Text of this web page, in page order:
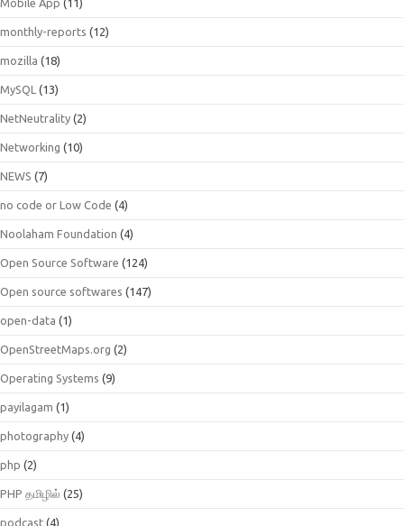
monthly-reports (12)
mozilla (18)
MySQL (13)
NetNeutrality (2)
Networking (10)
NEWS (7)
no code or Low Code (4)
Noolaham Foundation (4)
Open Source Software (124)
Open source softwares (147)
open-data (1)
OpenStreetMaps.org (2)
Operating Systems (9)
payilagam (1)
photography (4)
php (2)
PHP தமிழில் (25)
podcast (4)